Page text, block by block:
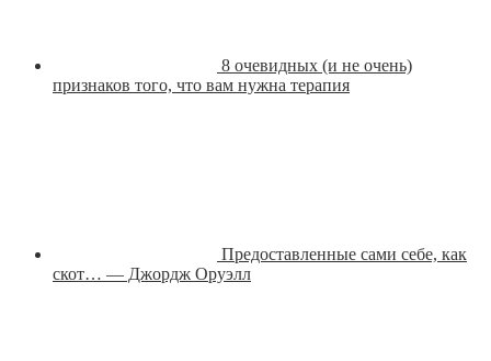
8 очевидных (и не очень)
признаков того, что вам нужна терапия
Предоставленные сами себе, как
скот… — Джордж Оруэлл